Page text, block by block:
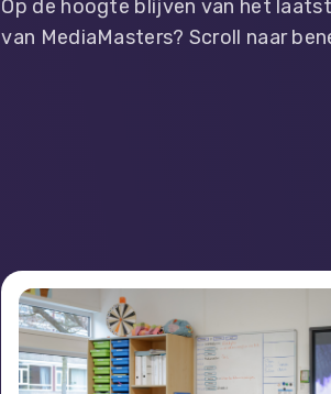
Op de hoogte blijven van het
van MediaMasters? Scroll naar